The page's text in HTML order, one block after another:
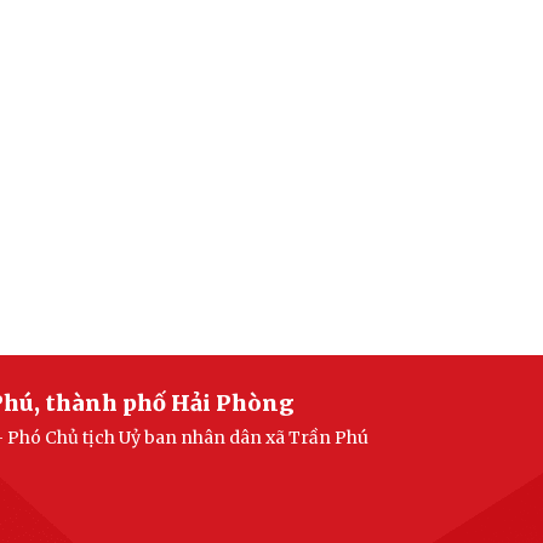
thành phố Hải Phòng
Chủ tịch Uỷ ban nhân dân xã Trần Phú